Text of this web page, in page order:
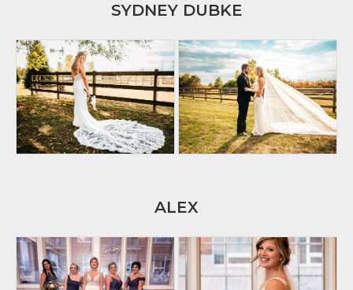
SYDNEY DUBKE
ALEX